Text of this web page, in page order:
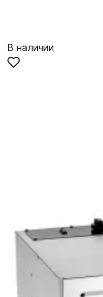
В наличии